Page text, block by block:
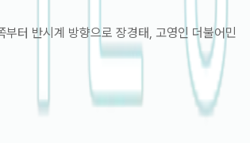
터 반시계 방향으로 장경태, 고영인 더불어민